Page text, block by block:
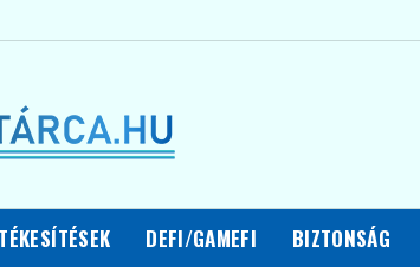
DEFI/GAMEFI BIZTONSÁG